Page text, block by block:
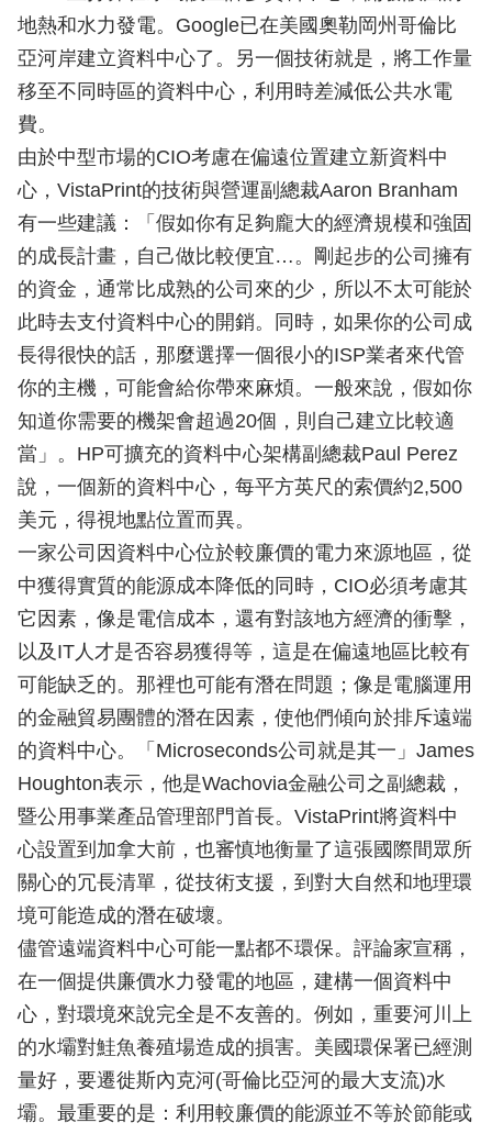
地熱和水力發電。Google已在美國奧勒岡州哥倫比
亞河岸建立資料中心了。另一個技術就是，將工作量
移至不同時區的資料中心，利用時差減低公共水電
費。
由於中型市場的CIO考慮在偏遠位置建立新資料中
心，VistaPrint的技術與營運副總裁Aaron Branham
有一些建議：「假如你有足夠龐大的經濟規模和強固
的成長計畫，自己做比較便宜…。剛起步的公司擁有
的資金，通常比成熟的公司來的少，所以不太可能於
此時去支付資料中心的開銷。同時，如果你的公司成
長得很快的話，那麼選擇一個很小的ISP業者來代管
你的主機，可能會給你帶來麻煩。一般來說，假如你
知道你需要的機架會超過20個，則自己建立比較適
當」。HP可擴充的資料中心架構副總裁Paul Perez
說，一個新的資料中心，每平方英尺的索價約2,500
美元，得視地點位置而異。
一家公司因資料中心位於較廉價的電力來源地區，從
中獲得實質的能源成本降低的同時，CIO必須考慮其
它因素，像是電信成本，還有對該地方經濟的衝擊，
以及IT人才是否容易獲得等，這是在偏遠地區比較有
可能缺乏的。那裡也可能有潛在問題；像是電腦運用
的金融貿易團體的潛在因素，使他們傾向於排斥遠端
的資料中心。「Microseconds公司就是其一」James
Houghton表示，他是Wachovia金融公司之副總裁，
暨公用事業產品管理部門首長。VistaPrint將資料中
心設置到加拿大前，也審慎地衡量了這張國際間眾所
關心的冗長清單，從技術支援，到對大自然和地理環
境可能造成的潛在破壞。
儘管遠端資料中心可能一點都不環保。評論家宣稱，
在一個提供廉價水力發電的地區，建構一個資料中
心，對環境來說完全是不友善的。例如，重要河川上
的水壩對鮭魚養殖場造成的損害。美國環保署已經測
量好，要遷徙斯內克河(哥倫比亞河的最大支流)水
壩。最重要的是：利用較廉價的能源並不等於節能或